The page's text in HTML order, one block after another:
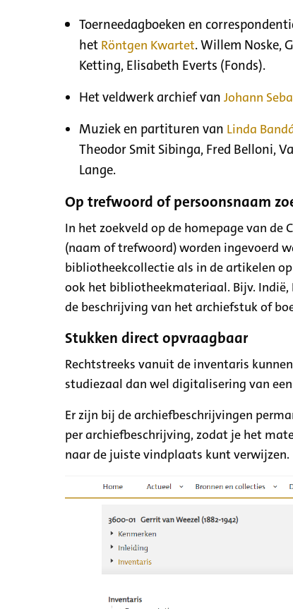
Toerneedagboeken en
het Röntgen Kwartet. Willem Noske,
Ketting, Elisabeth Everts (Fonds).
Het veldwerk archief van Johann
Muziek en partituren van Linda
Theodor Smit Sibinga, Fred Belloni,
Lange.
Op trefwoord of persoonsnaam
In het zoekveld op de homepage van
(naam of trefwoord) worden ingevoerd
bibliotheekcollectie als in de artikelen
ook het bibliotheekmateriaal. Bijv.
de beschrijving van het archiefstuk of
Stukken direct opvraagbaar
Rechtstreeks vanuit de inventaris
studiezaal dan wel digitalisering van een
Er zijn bij de archiefbeschrijvingen
per archiefbeschrijving, zodat je het
naar de juiste vindplaats kunt verwijzen.